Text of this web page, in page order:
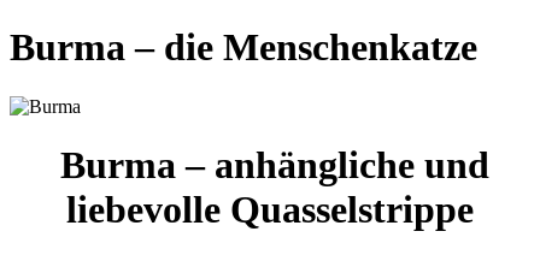
Burma – die Menschenkatze
Burma – anhängliche und
liebevolle Quasselstrippe